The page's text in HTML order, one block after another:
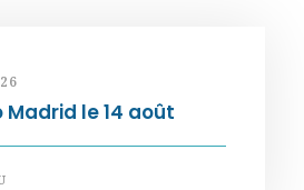
le 14 août